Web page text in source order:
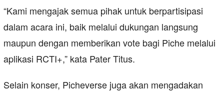
“Kami mengajak semua pihak untuk berpartisipasi
dalam acara ini, baik melalui dukungan langsung
maupun dengan memberikan vote bagi Piche melalui
aplikasi RCTI+,” kata Pater Titus.
Selain konser, Picheverse juga akan mengadakan